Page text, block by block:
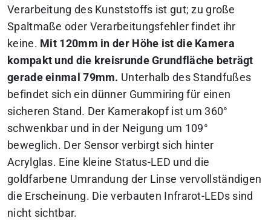
Verarbeitung des Kunststoffs ist gut; zu große
Spaltmaße oder Verarbeitungsfehler findet ihr
keine. Mit 120mm in der Höhe ist die Kamera
kompakt und die kreisrunde Grundfläche beträgt
gerade einmal 79mm. Unterhalb des Standfußes
befindet sich ein dünner Gummiring für einen
sicheren Stand. Der Kamerakopf ist um 360°
schwenkbar und in der Neigung um 109°
beweglich. Der Sensor verbirgt sich hinter
Acrylglas. Eine kleine Status-LED und die
goldfarbene Umrandung der Linse vervollständigen
die Erscheinung. Die verbauten Infrarot-LEDs sind
nicht sichtbar.